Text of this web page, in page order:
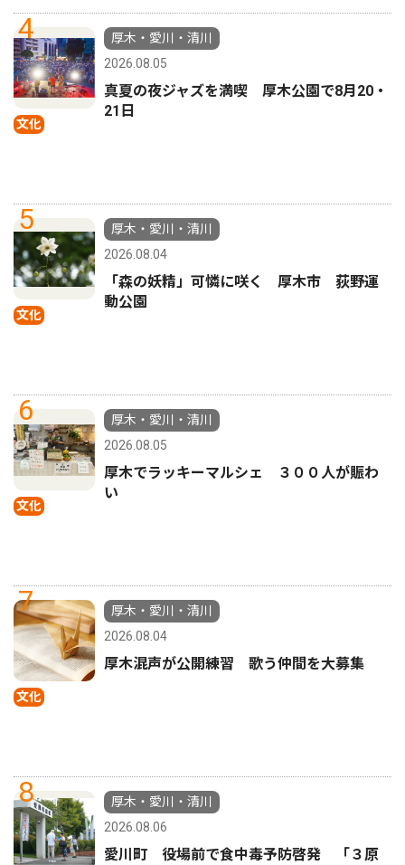
4
文化
厚木・愛川・清川
2026.08.05
真夏の夜ジャズを満喫 厚木公園で8月20・
21日
5
文化
厚木・愛川・清川
2026.08.04
「森の妖精」可憐に咲く 厚木市 荻野運
動公園
6
文化
厚木・愛川・清川
2026.08.05
厚木でラッキーマルシェ ３００人が賑わ
い
7
文化
厚木・愛川・清川
2026.08.04
厚木混声が公開練習 歌う仲間を大募集
8
厚木・愛川・清川
2026.08.06
愛川町 役場前で食中毒予防啓発 「３原